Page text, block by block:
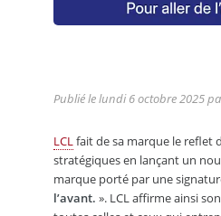
Publié lelundi 6 octobre 2025
LCLfait de sa marque le reflet
stratégiques en lançant un
marque porté par une
l’avant. ». LCL affirme ainsi